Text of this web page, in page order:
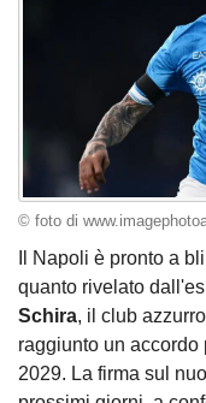
© foto di
Il Napoli è pronto a
quanto rivelato
Schira, il club
raggiunto un accordo
2029. La firma sul